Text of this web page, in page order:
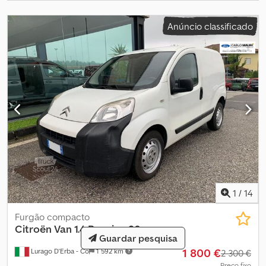
lugares na cabine. Controle de cruzeiro. Crodpfx Amoy N Axbs Uof
Anúncio classificado
1 / 14
Lurago D'Erba - Co 1 592 km
Furgão compacto
Citroën Van 1.4 Benzina 80cv
1 800 €2 300 €
Guardar pesquisa